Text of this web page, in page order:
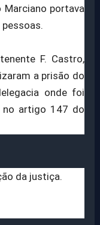
Marciano portava
F. Castro,
a prisão do
onde foi
no artigo 147 do
da justiça.